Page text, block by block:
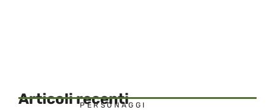
Articoli recenti
PERSONAGGI